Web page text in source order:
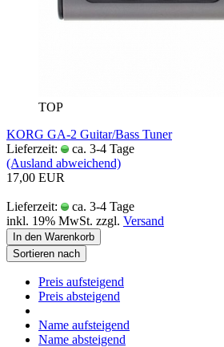
TOP
KORG GA-2 Guitar/Bass Tuner
Lieferzeit:
ca. 3-4 Tage
(Ausland abweichend)
17,00 EUR
Lieferzeit:
ca. 3-4 Tage
inkl. 19% MwSt. zzgl. Versand
In den Warenkorb
Sortieren nach
Preis aufsteigend
Preis absteigend
Name aufsteigend
Name absteigend